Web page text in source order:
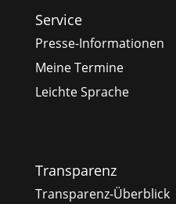
Service
Presse-Informationen
Meine Termine
Leichte Sprache
Transparenz
Transparenz-Überblick